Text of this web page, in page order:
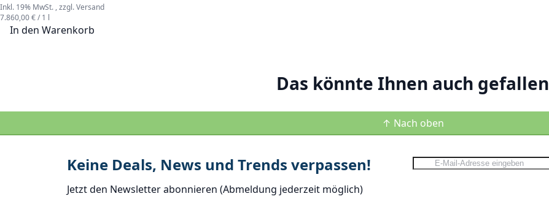
Inkl. 19% MwSt. ,zzgl.Versand
7.860,00 €/ 1 l
In den Warenkorb
Das könnte Ihnen auch gefallen
↑ Nach oben
Keine Deals, News und Trends verpassen!
Jetzt den Newsletter abonnieren (Abmeldung jederzeit möglich)
Anmeldung zum Newsletter: